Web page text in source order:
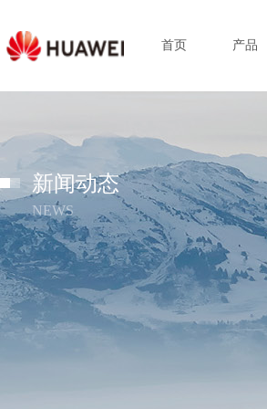
首页 产品
新闻动态
NEWS